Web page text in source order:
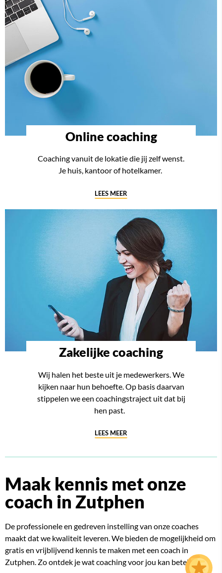
Online coaching
Coaching vanuit de lokatie die jij zelf wenst.
Je huis, kantoor of hotelkamer.
LEES MEER
Zakelijke coaching
Wij halen het beste uit je medewerkers. We
kijken naar hun behoefte. Op basis daarvan
stippelen we een coachingstraject uit dat bij
hen past.
LEES MEER
Maak kennis met onze
coach in Zutphen
De professionele en gedreven instelling van onze coaches
maakt dat we kwaliteit leveren. We bieden de mogelijkheid om
gratis en vrijblijvend kennis te maken met een coach in
Zutphen. Zo ontdek je wat coaching voor jou kan betekenen.